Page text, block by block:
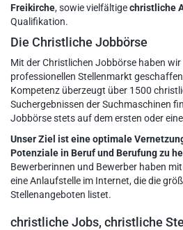
Freikirche, sowie vielfältigechristliche
Qualifikation.
Die Christliche Jobbörse
Mit der Christlichen Jobbörse haben
professionellen Stellenmarkt
Kompetenz überzeugt über 1500
Suchergebnissen der Suchmaschinen
Jobbörse stets auf dem ersten oder
Unser Ziel ist eine optimale
Potenziale in Beruf und Berufung zu
Bewerberinnen und Bewerber haben
eine Anlaufstelle im Internet, die die
Stellenangeboten listet.
christliche Jobs, christliche